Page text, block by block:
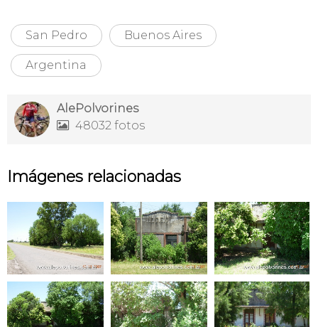
San Pedro Buenos Aires
Argentina
AlePolvorines
 48032 fotos
Imágenes relacionadas